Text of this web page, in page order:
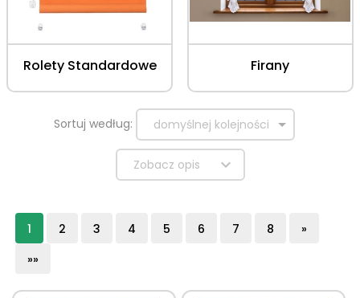
Rolety Standardowe Firany
Sortuj według: sort
domyślnej kolejności
Zobacz opis
1 2 3 4 5 6 7 8
»
»»